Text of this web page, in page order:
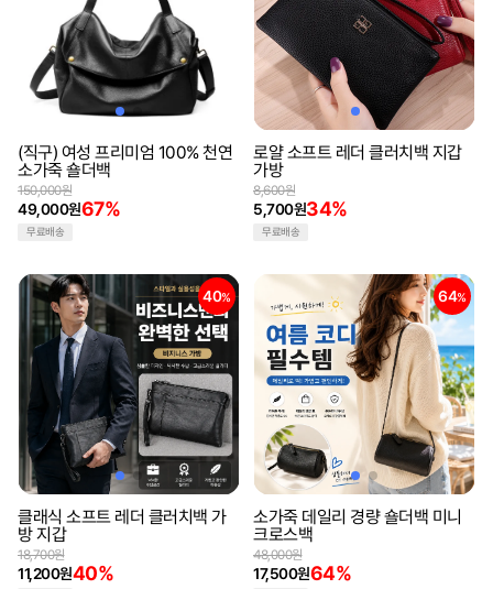
(직구) 여성 프리미엄 100% 천연
소가죽 숄더백
49,000원67%
150,000원
무료배송
로얄 소프트 레더 클러치백 지갑
가방
5,700원34%
8,600원
무료배송
40%
클래식 소프트 레더 클러치백 가
방 지갑
11,200원40%
18,700원
64%
소가죽 데일리 경량 숄더백 미니
크로스백
17,500원64%
48,000원